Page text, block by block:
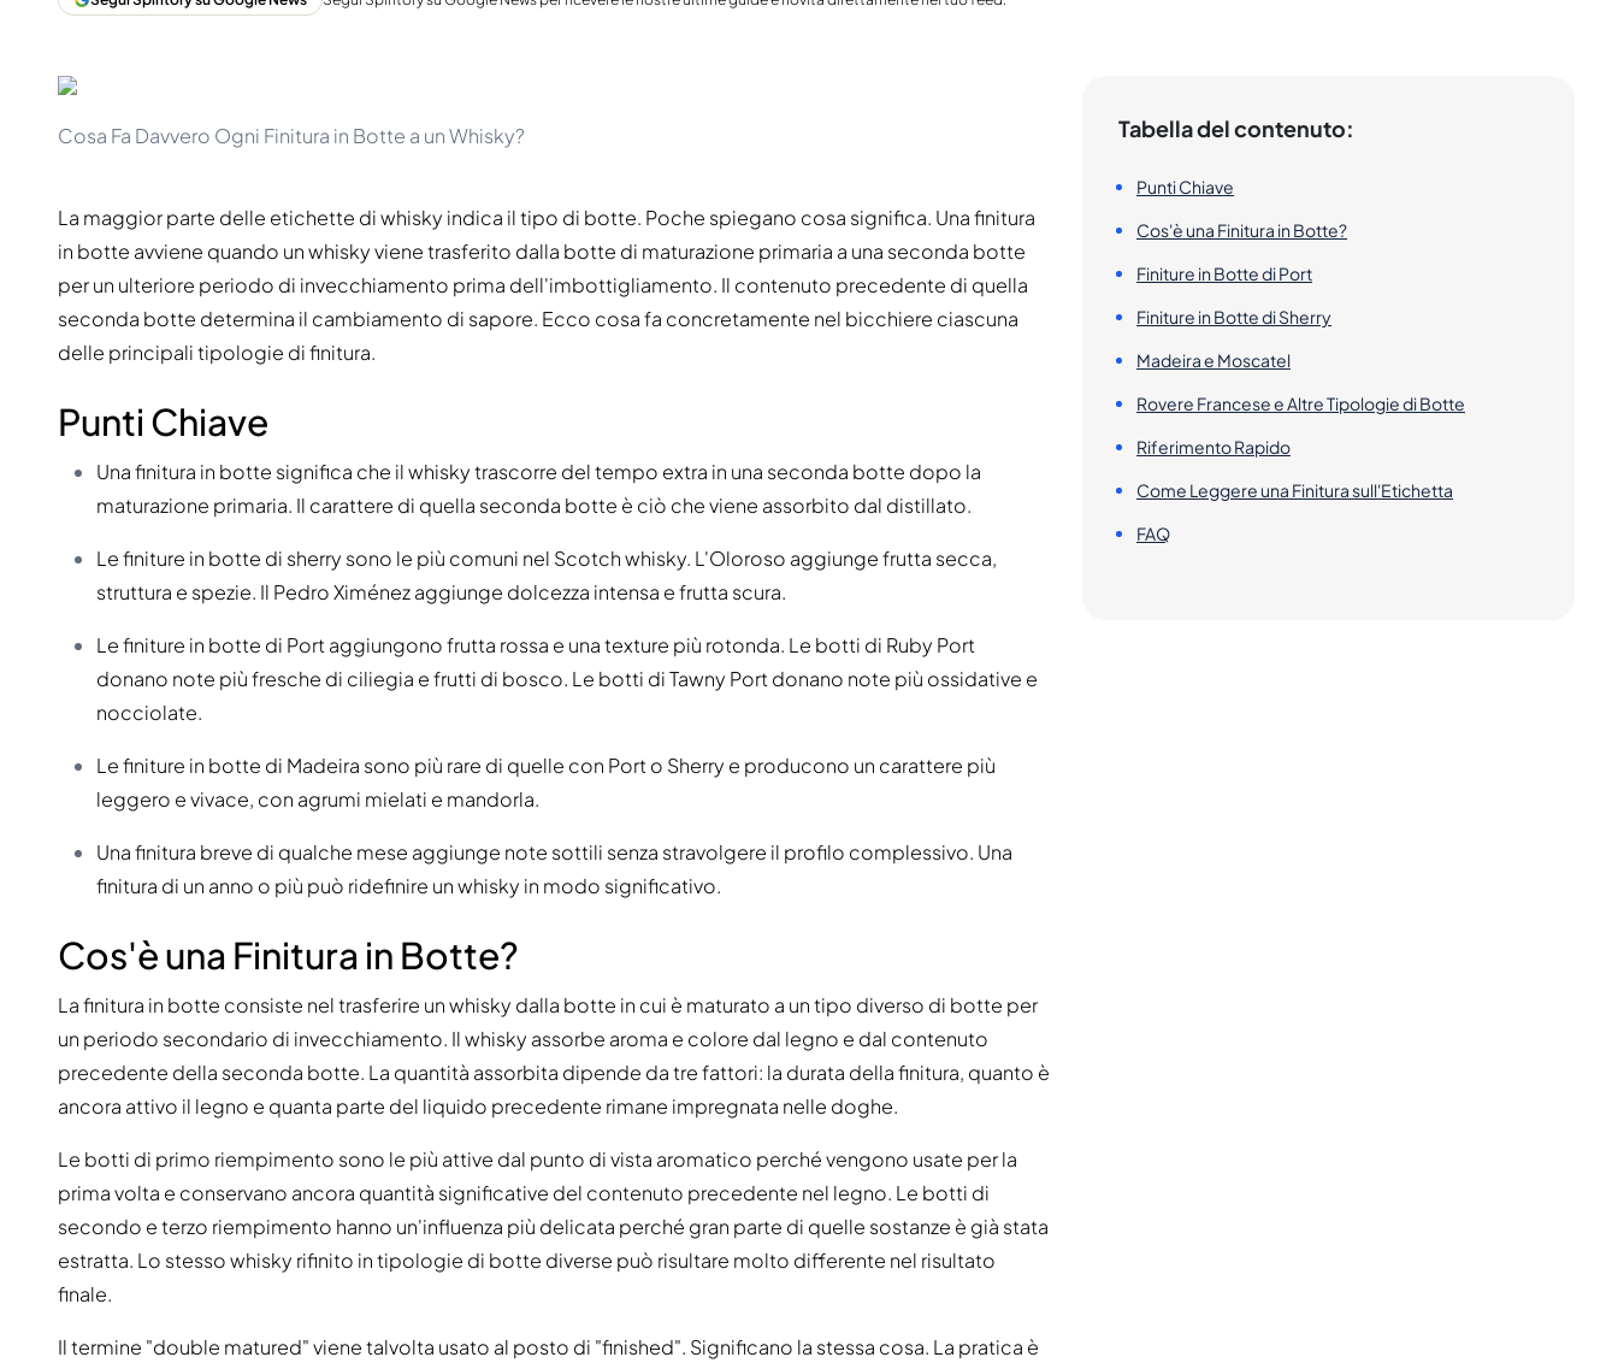
Taiwan
Marche
Dalmore
Hibiki
Johnnie Walker
Laphroaig
Macallan
Midleton
Springbank
Migliori Offerte
Sotto 50€
50-100€
200-500€
Prossime Uscite
Collezioni
Preferiti dai Clienti
Raro e da Collezione
Distilleria Chiusa
Whisky Affumicato
Glendronach
Springbank
Blanton's
Booker's
Eagle Rare
Jack Daniel's
Jim Beam
Maker's Mark
Woodford Reserve
Distillati e Rum
Diplomatico
Don Julio
Mangabeiras
Hennessy
Remy Martin
Ron Zacapa
Messico
Giamaica
Guyana
Barbados
Cosa Fa Davvero Ogni Finitura in Botte a un Whisky?
La maggior parte delle etichette di whisky indica il tipo di botte. Poche spiegano cosa significa. Una finitura
in botte avviene quando un whisky viene trasferito dalla botte di maturazione primaria a una seconda botte
per un ulteriore periodo di invecchiamento prima dell'imbottigliamento. Il contenuto precedente di quella
seconda botte determina il cambiamento di sapore. Ecco cosa fa concretamente nel bicchiere ciascuna
delle principali tipologie di finitura.
Punti Chiave
Una finitura in botte significa che il whisky trascorre del tempo extra in una seconda botte dopo la
maturazione primaria. Il carattere di quella seconda botte è ciò che viene assorbito dal distillato.
Le finiture in botte di sherry sono le più comuni nel Scotch whisky. L'Oloroso aggiunge frutta secca,
struttura e spezie. Il Pedro Ximénez aggiunge dolcezza intensa e frutta scura.
Le finiture in botte di Port aggiungono frutta rossa e una texture più rotonda. Le botti di Ruby Port
donano note più fresche di ciliegia e frutti di bosco. Le botti di Tawny Port donano note più ossidative e
nocciolate.
Le finiture in botte di Madeira sono più rare di quelle con Port o Sherry e producono un carattere più
leggero e vivace, con agrumi mielati e mandorla.
Una finitura breve di qualche mese aggiunge note sottili senza stravolgere il profilo complessivo. Una
finitura di un anno o più può ridefinire un whisky in modo significativo.
Cos'è una Finitura in Botte?
La finitura in botte consiste nel trasferire un whisky dalla botte in cui è maturato a un tipo diverso di botte per
un periodo secondario di invecchiamento. Il whisky assorbe aroma e colore dal legno e dal contenuto
precedente della seconda botte. La quantità assorbita dipende da tre fattori: la durata della finitura, quanto è
ancora attivo il legno e quanta parte del liquido precedente rimane impregnata nelle doghe.
Le botti di primo riempimento sono le più attive dal punto di vista aromatico perché vengono usate per la
prima volta e conservano ancora quantità significative del contenuto precedente nel legno. Le botti di
secondo e terzo riempimento hanno un'influenza più delicata perché gran parte di quelle sostanze è già stata
estratta. Lo stesso whisky rifinito in tipologie di botte diverse può risultare molto differente nel risultato
finale.
Il termine "double matured" viene talvolta usato al posto di "finished". Significano la stessa cosa. La pratica è
Tabella del contenuto:
Punti Chiave
Cos'è una Finitura in Botte?
Finiture in Botte di Port
Finiture in Botte di Sherry
Madeira e Moscatel
Rovere Francese e Altre Tipologie di Botte
Riferimento Rapido
Come Leggere una Finitura sull'Etichetta
FAQ